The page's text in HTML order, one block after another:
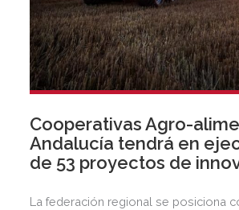
Cooperativas Agro-
Andalucía tendrá en
de 53 proyectos de
La federación regional se posiciona